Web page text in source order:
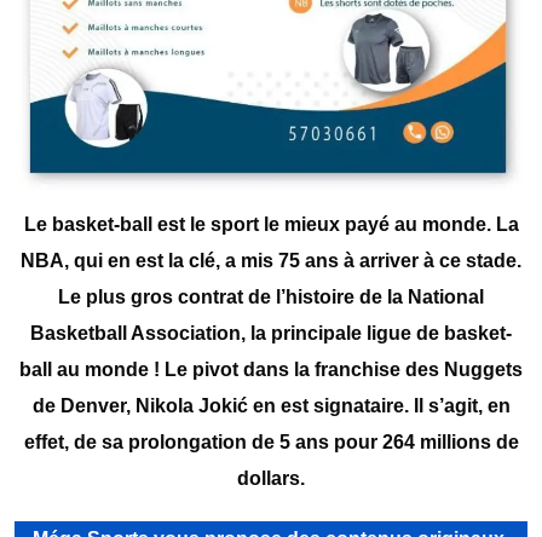
Le basket-ball est le sport le mieux payé au monde. La
NBA, qui en est la clé, a mis 75 ans à arriver à ce stade.
Le plus gros contrat de l’histoire de la National
Basketball Association, la principale ligue de basket-
ball au monde ! Le pivot dans la franchise des Nuggets
de Denver, Nikola Jokić en est signataire. Il s’agit, en
effet, de sa prolongation de 5 ans pour 264 millions de
dollars.